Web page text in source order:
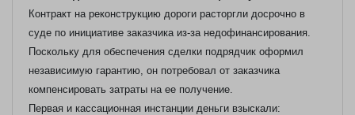
Контракт на реконструкцию дороги расторгли досрочно в
суде по инициативе заказчика из-за недофинансирования.
Поскольку для обеспечения сделки подрядчик оформил
независимую гарантию, он потребовал от заказчика
компенсировать затраты на ее получение.
Первая и кассационная инстанции деньги взыскали: